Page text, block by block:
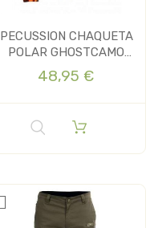
PECUSSION CHAQUETA
POLAR GHOSTCAMO
BLAZE
48,95 €